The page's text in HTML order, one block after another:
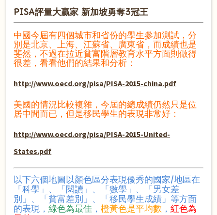
PISA評量大贏家 新加坡勇奪3冠王
中國今屆有四個城市和省份的學生參加測試，分
別是北京、上海、江蘇省、廣東省，而成績也是
斐然，不過在拉近貧富階層教育水平方面則做得
很差，看看他們的結果和分析：
http://www.oecd.org/pisa/PISA-2015-china.pdf
美國的情況比較複雜，今屆的總成績仍然只是位
居中間而已，但是移民學生的表現非常好：
http://www.oecd.org/pisa/PISA-2015-United-
States.pdf
以下六個地圖以顏色區分表現優秀的國家/地區在
「科學」、「閱讀」、「數學」、「男女差
別」、「貧富差別」、「移民學生成績」等方面
的表現，綠色為最佳 ，橙黃色是平均數 ，紅色為